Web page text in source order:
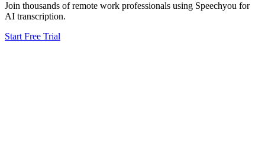
Join thousands ofremote work professionals using Speechyou for
AI transcription.
Start Free Trial